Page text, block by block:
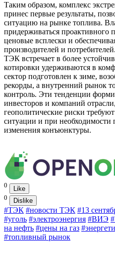
Таким образом, комплекс
принес первые результаты,
ситуацию на рынке топлива.
придерживаться проактивного
ценовые всплески и
производителей и
ТЭК встречает в более
котировки удерживаются в
сектор подготовлен к зиме,
рекорды, а внутренний рынок
контроль. Эти тенденции
инвесторов и компаний
геополитические риски
ситуации и при необходимости
изменения конъюнктуры.
0
Like
0
Dislike
#ТЭК #новости ТЭК #13
#уголь #электроэнергия #ВИЭ
на нефть #цены на газ
#топливный рынок